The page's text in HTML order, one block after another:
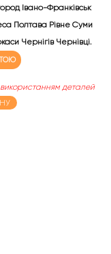
Івано-Франківськ
Полтава Рівне Суми
Чернігів Чернівці.
деталей